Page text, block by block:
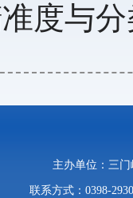
度与
主办单位：三
联系方式：0398-